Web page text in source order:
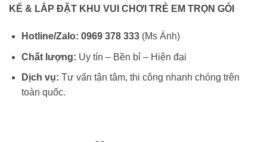
KẾ & LẮP ĐẶT KHU VUI CHƠI TRẺ EM TRỌN GÓI
Hotline/Zalo: 0969 378 333(Ms Ánh)
Chất lượng: Uy tín – Bền bỉ – Hiện đại
Dịch vụ: Tư vấn tận tâm, thi công nhanh chóng trên
toàn quốc.